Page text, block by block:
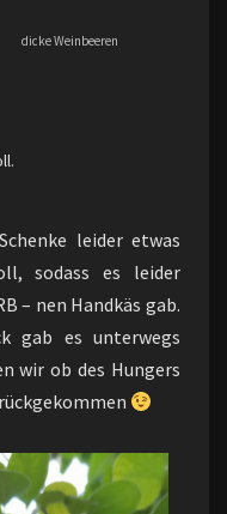
dicke Weinbeeren
leider etwas
sodass es leider
– nen Handkäs gab.
gab es unterwegs
wir ob des Hungers